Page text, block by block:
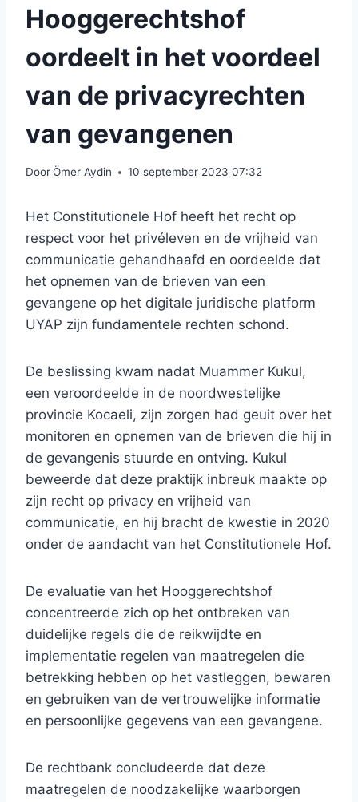
Hooggerechtshof
oordeelt in het voordeel
van de privacyrechten
van gevangenen
DoorÖmer Aydin 10 september 2023 07:32
Het Constitutionele Hof heeft het recht op
respect voor het privéleven en de vrijheid van
communicatie gehandhaafd en oordeelde dat
het opnemen van de brieven van een
gevangene op het digitale juridische platform
UYAP zijn fundamentele rechten schond.
De beslissing kwam nadat Muammer Kukul,
een veroordeelde in de noordwestelijke
provincie Kocaeli, zijn zorgen had geuit over het
monitoren en opnemen van de brieven die hij in
de gevangenis stuurde en ontving. Kukul
beweerde dat deze praktijk inbreuk maakte op
zijn recht op privacy en vrijheid van
communicatie, en hij bracht de kwestie in 2020
onder de aandacht van het Constitutionele Hof.
De evaluatie van het Hooggerechtshof
concentreerde zich op het ontbreken van
duidelijke regels die de reikwijdte en
implementatie regelen van maatregelen die
betrekking hebben op het vastleggen, bewaren
en gebruiken van de vertrouwelijke informatie
en persoonlijke gegevens van een gevangene.
De rechtbank concludeerde dat deze
maatregelen de noodzakelijke waarborgen